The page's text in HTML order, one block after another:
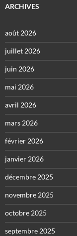
ARCHIVES
août 2026
juillet 2026
juin 2026
mai 2026
avril 2026
mars 2026
février 2026
janvier 2026
décembre 2025
novembre 2025
octobre 2025
septembre 2025